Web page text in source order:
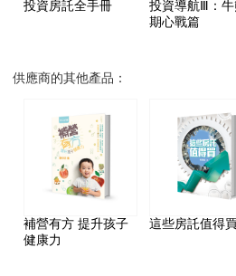
投資房託全手冊
投資導航Ⅲ：牛
期心戰篇
供應商的其他產品：
補營有方 提升孩子
健康力
這些房託值得買